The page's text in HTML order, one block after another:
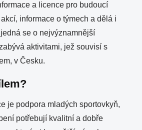
a licence pro budoucí
informace o týmech a dělá i
se o nejvýznamnější
aktivitami, jež souvisí s
v Česku.
je podpora mladých sportovkyň,
potřebují kvalitní a dobře